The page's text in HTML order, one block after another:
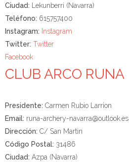
Ciudad: Lekunberri (Navarra)
Teléfono: 615757400
Instagram: Instagram
Twitter: Twitter
Facebook
CLUB ARCO RUNA
Presidente: Carmen Rubio Larrion
Email: runa-archery-navarra@outlook.es
Dirección: C/ San Martin
Código Postal: 31486
Ciudad: Azpa (Navarra)